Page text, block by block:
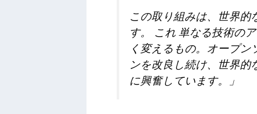
この取り組みは、世界
す。 これ単なる技術の
く変えるもの。オープン
ンを改良し続け、世界
に興奮しています。」